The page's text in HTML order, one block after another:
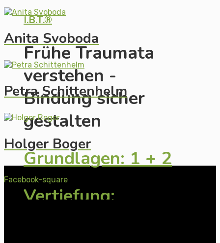
I.B.T.®
Frühe Traumata
verstehen -
Bindung sicher
gestalten
Grundlagen: 1 + 2
Vertiefung:
Anita Svoboda
Petra Schittenhelm
Holger Boger
Facebook-square